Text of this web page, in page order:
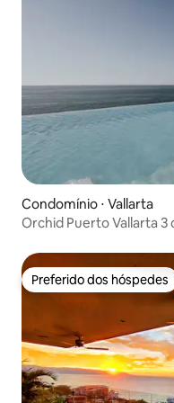
Condomínio ⋅ Vallarta
Orchid Puerto Vallarta
Preferido dos hóspedes
Preferido dos hóspedes